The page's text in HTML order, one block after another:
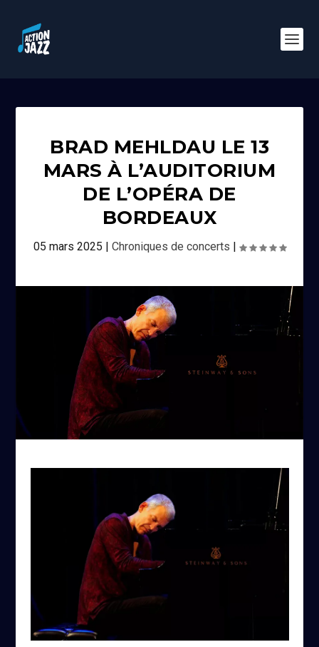
BRAD MEHLDAU LE 13
MARS À L’AUDITORIUM
DE L’OPÉRA DE
BORDEAUX
05 mars 2025 | Chroniques de concerts |